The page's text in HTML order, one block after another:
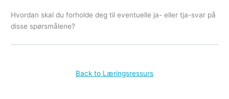
Hvordan skal du forholde deg til eventuelle ja- eller tja-svar på
disse spørsmålene?
Back to Læringsressurs